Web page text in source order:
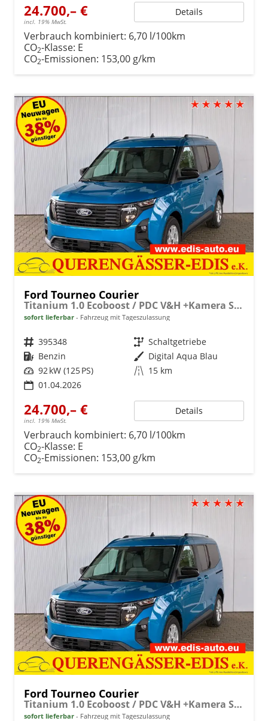
24.700,– €
incl. 19% MwSt.
Details
Verbrauch kombiniert: 6,70 l/100km
CO2-Klasse: E
CO2-Emissionen: 153,00 g/km
Ford Tourneo Courier
Titanium 1.0 Ecoboost / PDC V&H +Kamera Shz vo AHK fest Alu 16"
sofort lieferbar Fahrzeug mit Tageszulassung
Fahrzeugnr. 395348 Getriebe Schaltgetriebe
Kraftstoff Benzin Außenfarbe Digital Aqua Blau
Leistung 92 kW (125 PS) Kilometerstand 15 km
01.04.2026
24.700,– €
incl. 19% MwSt.
Details
Verbrauch kombiniert: 6,70 l/100km
CO2-Klasse: E
CO2-Emissionen: 153,00 g/km
Ford Tourneo Courier
Titanium 1.0 Ecoboost / PDC V&H +Kamera Shz vo AHK fest Alu 16"
sofort lieferbar Fahrzeug mit Tageszulassung